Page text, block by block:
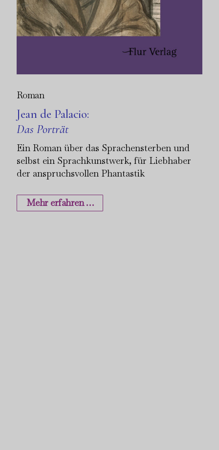
Roman
Jean de Palacio:
Das Porträt
Ein Roman über das Sprachensterben und
selbst ein Sprachkunstwerk, für Liebhaber
der anspruchsvollen Phantastik
Mehr erfahren …